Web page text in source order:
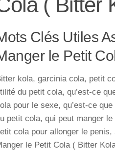
Clés Utiles
le Petit
kola, garcinia cola, petit
du petit cola, qu’est-ce
pour le sexe, qu’est-ce
petit cola, qui peut manger
cola pour allonger le
le Petit Cola ( Bitter